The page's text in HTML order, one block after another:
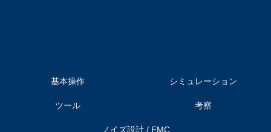
基本操作 シミュレーション
ツール 考察
ノイズ設計 / EMC